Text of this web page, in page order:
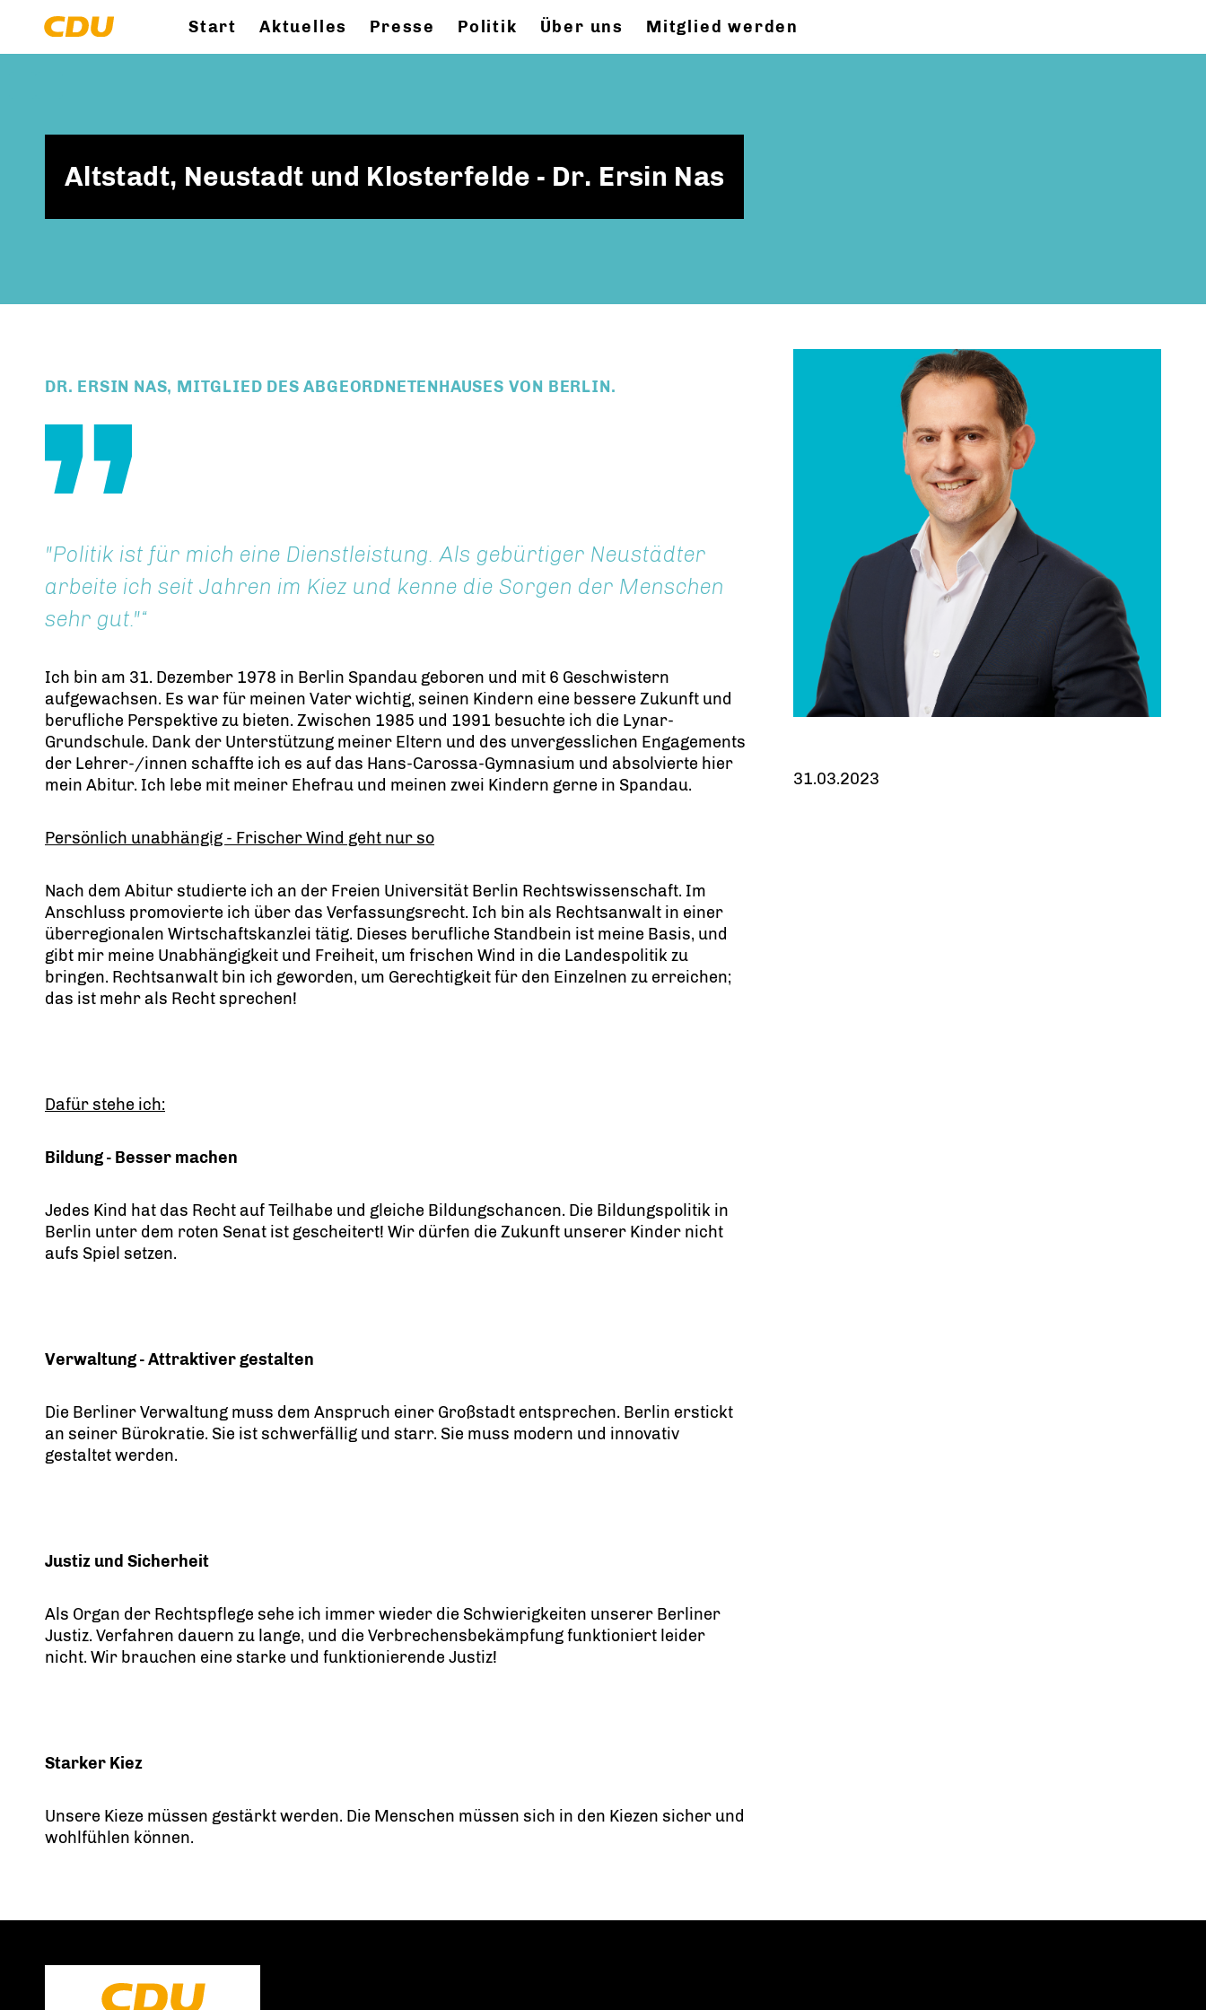
Start Aktuelles Presse Politik Über uns Mitglied werden
Altstadt, Neustadt und Klosterfelde - Dr. Ersin Nas
DR. ERSIN NAS, MITGLIED DES ABGEORDNETENHAUSES VON BERLIN.
"Politik ist für mich eine Dienstleistung. Als gebürtiger Neustädter
arbeite ich seit Jahren im Kiez und kenne die Sorgen der Menschen
sehr gut."
Ich bin am 31. Dezember 1978 in Berlin Spandau geboren und mit 6 Geschwistern
aufgewachsen. Es war für meinen Vater wichtig, seinen Kindern eine bessere Zukunft und
berufliche Perspektive zu bieten. Zwischen 1985 und 1991 besuchte ich die Lynar-
Grundschule. Dank der Unterstützung meiner Eltern und des unvergesslichen Engagements
der Lehrer-/innen schaffte ich es auf das Hans-Carossa-Gymnasium und absolvierte hier
mein Abitur. Ich lebe mit meiner Ehefrau und meinen zwei Kindern gerne in Spandau.
Persönlich unabhängig - Frischer Wind geht nur so
Nach dem Abitur studierte ich an der Freien Universität Berlin Rechtswissenschaft. Im
Anschluss promovierte ich über das Verfassungsrecht. Ich bin als Rechtsanwalt in einer
überregionalen Wirtschaftskanzlei tätig. Dieses berufliche Standbein ist meine Basis, und
gibt mir meine Unabhängigkeit und Freiheit, um frischen Wind in die Landespolitik zu
bringen. Rechtsanwalt bin ich geworden, um Gerechtigkeit für den Einzelnen zu erreichen;
das ist mehr als Recht sprechen!
Dafür stehe ich:
Bildung - Besser machen
Jedes Kind hat das Recht auf Teilhabe und gleiche Bildungschancen. Die Bildungspolitik in
Berlin unter dem roten Senat ist gescheitert! Wir dürfen die Zukunft unserer Kinder nicht
aufs Spiel setzen.
Verwaltung - Attraktiver gestalten
Die Berliner Verwaltung muss dem Anspruch einer Großstadt entsprechen. Berlin erstickt
an seiner Bürokratie. Sie ist schwerfällig und starr. Sie muss modern und innovativ
gestaltet werden.
Justiz und Sicherheit
Als Organ der Rechtspflege sehe ich immer wieder die Schwierigkeiten unserer Berliner
Justiz. Verfahren dauern zu lange, und die Verbrechensbekämpfung funktioniert leider
nicht. Wir brauchen eine starke und funktionierende Justiz!
Starker Kiez
Unsere Kieze müssen gestärkt werden. Die Menschen müssen sich in den Kiezen sicher und
wohlfühlen können.
31.03.2023